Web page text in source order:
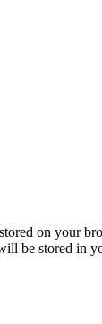
on your
be stored in